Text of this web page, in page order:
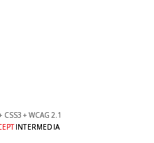
CSS3 + WCAG 2.1
INTERMEDIA